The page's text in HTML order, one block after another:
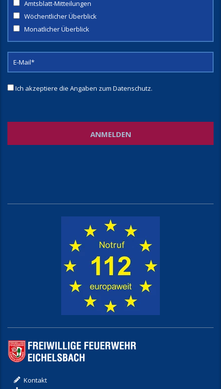
Amtsblatt-Mitteilungen
Wöchentlicher Überblick
Monatlicher Überblick
Ich akzeptiere die Angaben zum Datenschutz.
Kontakt